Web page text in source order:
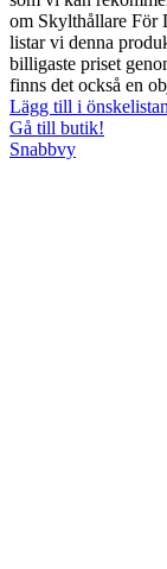
om Skylthållare För
listar vi denna
billigaste priset
finns det också en
Lägg till i
Gå till butik!
Snabbvy